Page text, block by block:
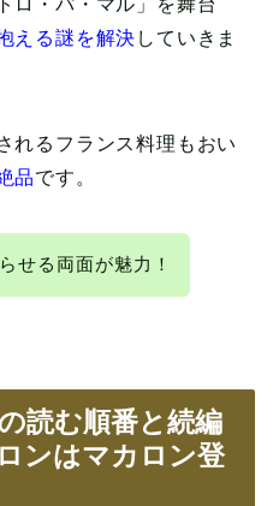
える謎を解決 していきま
れるフランス料理もおい
品です。
せる両面が魅力！
読む順番と続編
ンはマカロン登